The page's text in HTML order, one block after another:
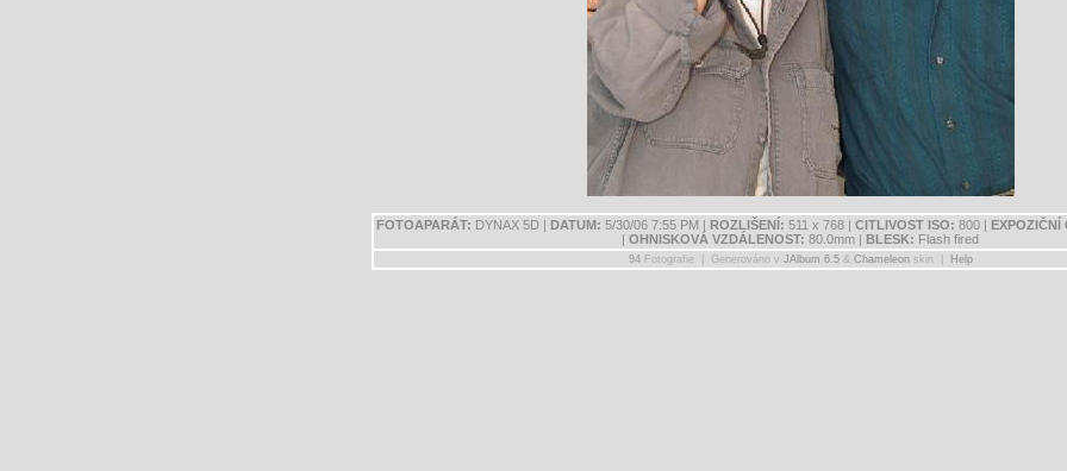
FOTOAPARÁT: DYNAX 5D | DATUM: 5/30/06 7:55 PM | ROZLIŠENÍ: 511 x 768 | CITLIVOST ISO: 800 | EXPOZIČNÍ
| OHNISKOVÁ VZDÁLENOST: 80.0mm | BLESK: Flash fired
94Fotografie | Generováno v JAlbum 6.5& Chameleonskin | Help